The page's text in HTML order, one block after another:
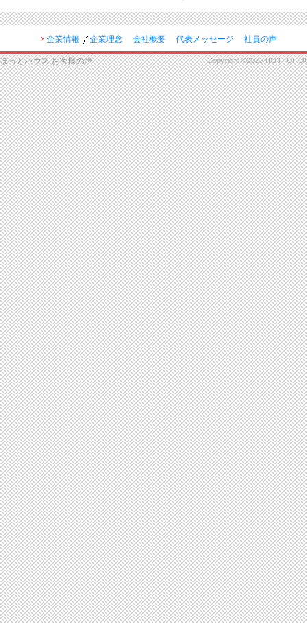
企業情報 企業理念 会社概要 代表メッセージ 社員の声
ほっとハウス お客様の声 Copyright ©2026